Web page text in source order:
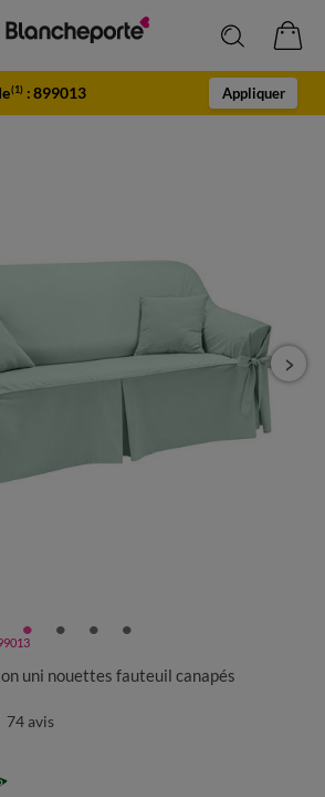
(1) :899013 Appliquer
uni nouettes fauteuil canapés
74avis